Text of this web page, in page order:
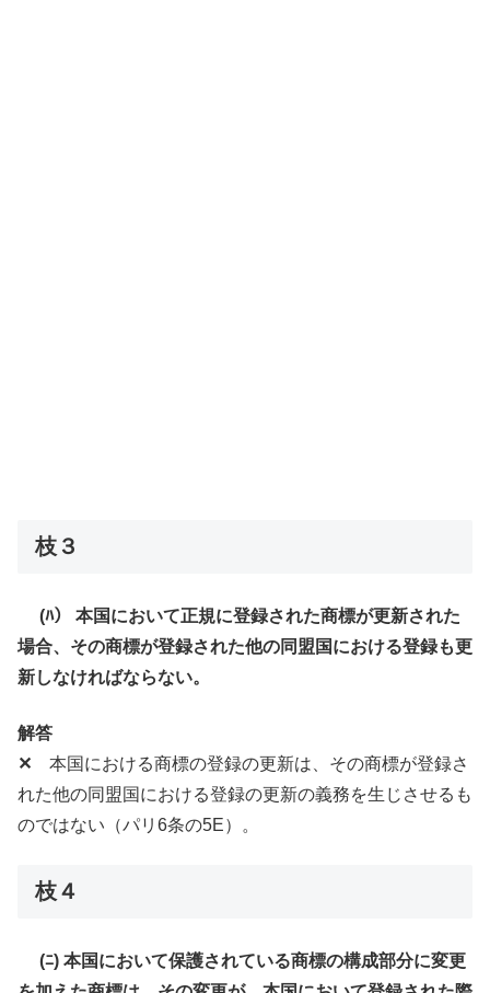
枝３
(ﾊ） 本国において正規に登録された商標が更新された
場合、その商標が登録された他の同盟国における登録も更
新しなければならない。
解答
✕ 本国における商標の登録の更新は、その商標が登録さ
れた他の同盟国における登録の更新の義務を生じさせるも
のではない（パリ6条の5E）。
枝４
(ﾆ) 本国において保護されている商標の構成部分に変更